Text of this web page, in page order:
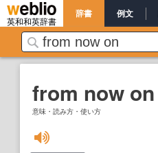
英和和英辞書
辞書 例文
from now on
意味・読み方・使い方